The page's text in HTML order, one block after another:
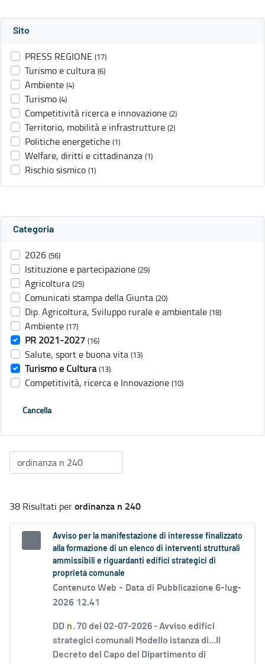
Sito
PRESS REGIONE (17)
Turismo e cultura (6)
Ambiente (4)
Turismo (4)
Competitività ricerca e innovazione (2)
Territorio, mobilità e infrastrutture (2)
Politiche energetiche (1)
Welfare, diritti e cittadinanza (1)
Rischio sismico (1)
Categoria
2026 (56)
Istituzione e partecipazione (29)
Agricoltura (25)
Comunicati stampa della Giunta (20)
Dip. Agricoltura, Sviluppo rurale e ambientale (18)
Ambiente (17)
PR 2021-2027 (16)
Salute, sport e buona vita (13)
Turismo e Cultura (13)
Competitività, ricerca e Innovazione (10)
Cancella
38 Risultati perordinanza n 240
Avviso per la manifestazione di interesse finalizzato
alla formazione di un elenco di interventi strutturali
ammissibili e riguardanti edifici strategici di
proprietà comunale
Contenuto Web - Data di Pubblicazione 6-lug-
2026 12.41
DD n. 70 del 02-07-2026 - Avviso edifici
strategici comunali Modello istanza di...Il
Decreto del Capo del Dipartimento di